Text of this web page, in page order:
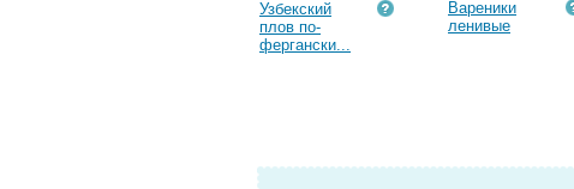
Узбекский
плов по-
фергански...
Вареники
ленивые